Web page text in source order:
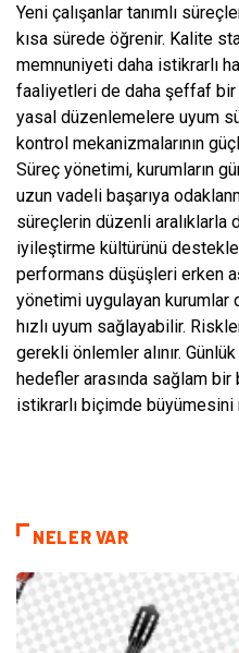
Yeni çalışanlar tanımlı
kısa sürede öğrenir. Kalite
memnuniyeti daha istikrarlı
faaliyetleri de daha şeffaf bir
yasal düzenlemelere uyum
kontrol mekanizmalarının
Süreç yönetimi, kurumların
uzun vadeli başarıya
süreçlerin düzenli
iyileştirme kültürünü
performans düşüşleri erken
yönetimi uygulayan kurumlar
hızlı uyum sağlayabilir.
gerekli önlemler alınır.
hedefler arasında sağlam bir
istikrarlı biçimde büyümesini
NELER VAR